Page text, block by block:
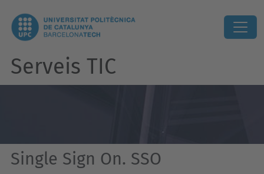
Serveis TIC
Single Sign On. SSO